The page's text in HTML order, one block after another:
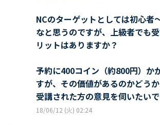
NCのターゲットとしては初心者
なと思うのですが、上級者でも
リットはありますか？
予約に400コイン（約800円）か
すが、その価値があるのかどうか
受講された方の意見を伺いたいで
18/06/12 (火) 02:24